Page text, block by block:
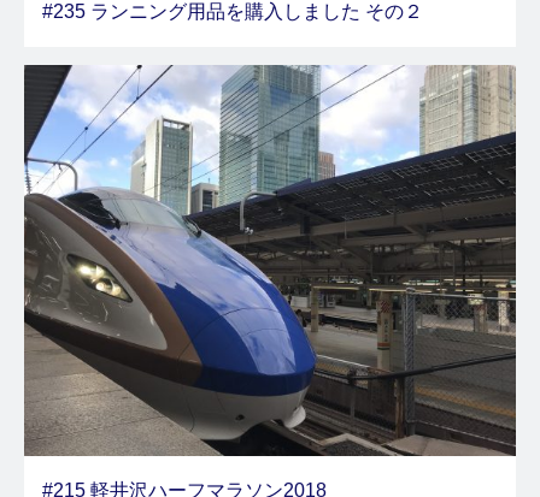
#235 ランニング用品を購入しました その２
#215 軽井沢ハーフマラソン2018